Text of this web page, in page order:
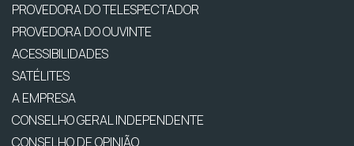
PROVEDORA DO TELESPECTADOR
PROVEDORA DO OUVINTE
ACESSIBILIDADES
SATÉLITES
A EMPRESA
CONSELHO GERAL INDEPENDENTE
CONSELHO DE OPINIÃO